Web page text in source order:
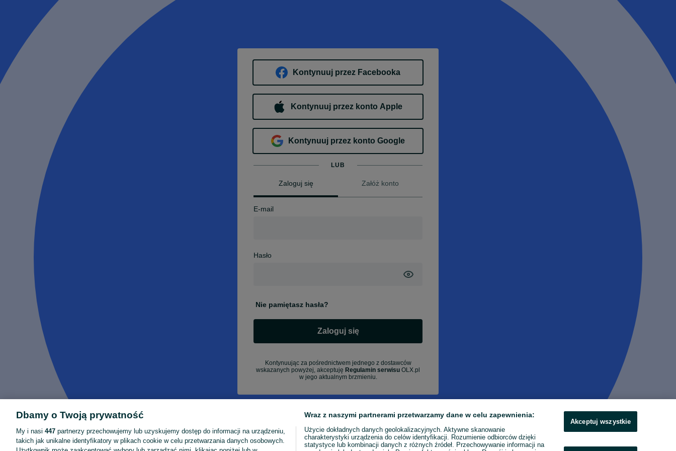
Kontynuuj przez Facebooka
Kontynuuj przez konto Apple
Kontynuuj przez konto Google
LUB
Zaloguj się Załóż konto
E-mail
Hasło
Nie pamiętasz hasła?
Zaloguj się
Kontynuując za pośrednictwem jednego z dostawców
wskazanych powyżej, akceptuję Regulamin serwisu OLX.pl
w jego aktualnym brzmieniu.
Dbamy o Twoją prywatność
My i nasi 447 partnerzy przechowujemy lub uzyskujemy dostęp do informacji na urządzeniu,
takich jak unikalne identyfikatory w plikach cookie w celu przetwarzania danych osobowych.
Wraz z naszymi partnerami przetwarzamy dane w celu zapewnienia:
Użycie dokładnych danych geolokalizacyjnych. Aktywne skanowanie
charakterystyki urządzenia do celów identyfikacji. Rozumienie odbiorców dzięki
statystyce lub kombinacji danych z różnych źródeł. Przechowywanie informacji na
Akceptuj wszystkie